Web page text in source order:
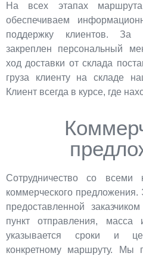
На всех этапах
обеспечиваем
поддержку клиентов. За
закреплен персональный
ход доставки от склада
груза клиенту на складе
Клиент всегда в курсе, где
Сотрудничество со всеми
коммерческого
предоставленной
пункт отправления,
указывается сроки и
конкретному маршруту. Мы